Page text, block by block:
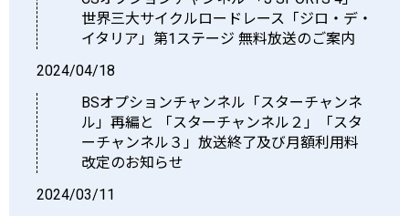
世界三大サイクルロードレース「ジロ・デ・
イタリア」第1ステージ 無料放送のご案内
2024/04/18
BSオプションチャンネル「スターチャンネ
ル」再編と 「スターチャンネル２」「スタ
ーチャンネル３」放送終了及び月額利用料
改定のお知らせ
2024/03/11